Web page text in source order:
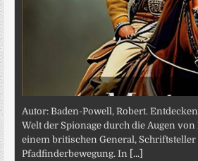
Autor: Baden-Powell, Robert.
Welt der Spionage durch die Augen
einem britischen General,
Pfadfinderbewegung. In [...]